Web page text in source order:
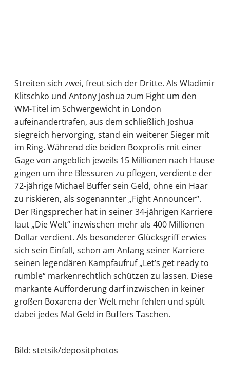
Streiten sich zwei, freut sich der Dritte. Als Wladimir
Klitschko und Antony Joshua zum Fight um den
WM-Titel im Schwergewicht in London
aufeinandertrafen, aus dem schließlich Joshua
siegreich hervorging, stand ein weiterer Sieger mit
im Ring. Während die beiden Boxprofis mit einer
Gage von angeblich jeweils 15 Millionen nach Hause
gingen um ihre Blessuren zu pflegen, verdiente der
72-jährige Michael Buffer sein Geld, ohne ein Haar
zu riskieren, als sogenannter „Fight Announcer“.
Der Ringsprecher hat in seiner 34-jährigen Karriere
laut „Die Welt“ inzwischen mehr als 400 Millionen
Dollar verdient. Als besonderer Glücksgriff erwies
sich sein Einfall, schon am Anfang seiner Karriere
seinen legendären Kampfaufruf „Let’s get ready to
rumble“ markenrechtlich schützen zu lassen. Diese
markante Aufforderung darf inzwischen in keiner
großen Boxarena der Welt mehr fehlen und spült
dabei jedes Mal Geld in Buffers Taschen.
Bild: stetsik/depositphotos